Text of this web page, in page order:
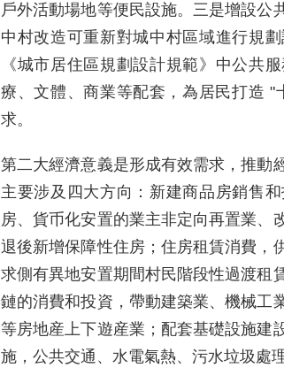
戶外活動場地等便民設施。三是增設公
中村改造可重新對城中村區域進行規
《城市居住區規劃設計規範》中公共
療、文體、商業等配套，為居民打造
求。
第二大經濟意義是形成有效需求，推動
主要涉及四大方向：新建商品房銷售
房、貨币化安置的業主非定向再置業、
退後新增保障性住房；住房租賃消費，
求側有異地安置期間村民階段性過渡租
鏈的消費和投資，帶動建築業、機械工
等房地産上下遊産業；配套基礎設施建
施，公共交通、水電氣熱、污水垃圾處